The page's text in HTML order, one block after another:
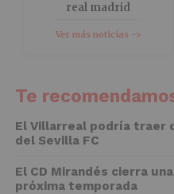
real madrid
Ver más noticias ->
Te
El Villarreal podría traer
del Sevilla FC
El CD Mirandés cierra
próxima temporada